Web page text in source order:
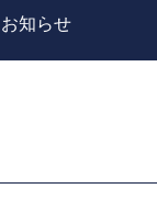
お知らせ